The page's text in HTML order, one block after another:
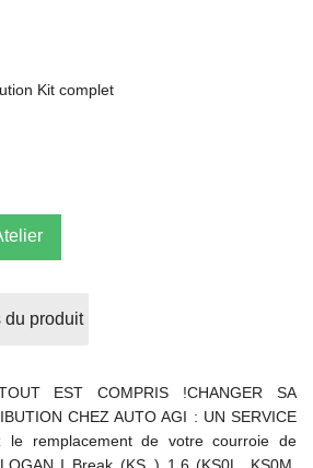
Kit complet
du produit
EST COMPRIS !CHANGER SA
CHEZ AUTO AGI : UN SERVICE
le remplacement de votre courroie de